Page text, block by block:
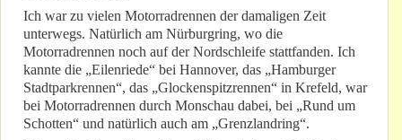
Ich war zu vielen Motorradrennen der damaligen Zeit
unterwegs. Natürlich am Nürburgring, wo die
Motorradrennen noch auf der Nordschleife stattfanden. Ich
kannte die „Eilenriede“ bei Hannover, das „Hamburger
Stadtparkrennen“, das „Glockenspitzrennen“ in Krefeld, war
bei Motorradrennen durch Monschau dabei, bei „Rund um
Schotten“ und natürlich auch am „Grenzlandring“.